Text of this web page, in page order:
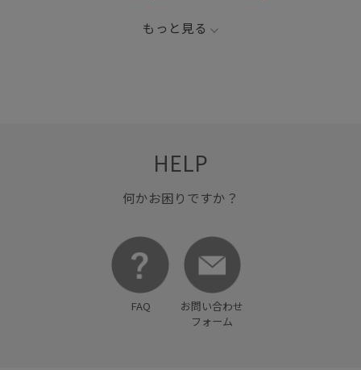
もっと見る
HELP
何かお困りですか？
FAQ
お問い合わせ
フォーム